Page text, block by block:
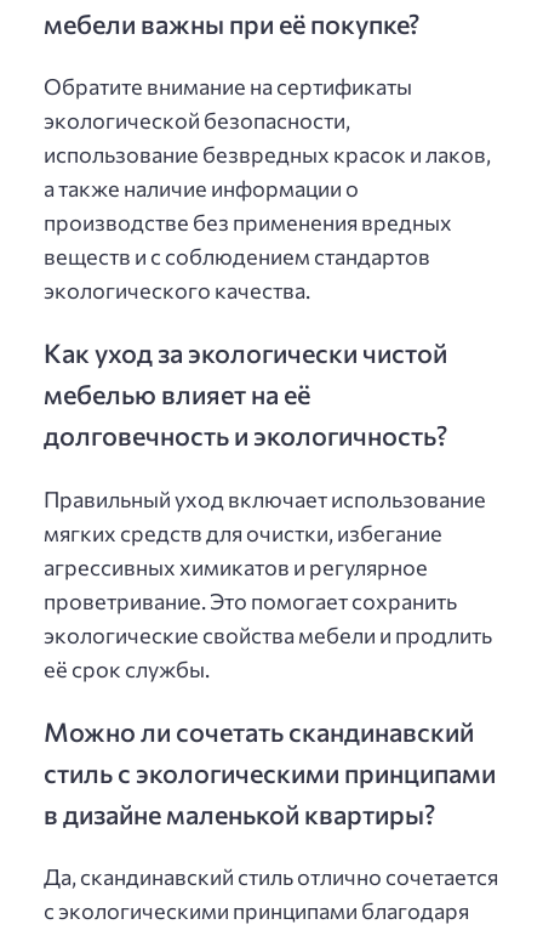
мебели важны при её покупке?
Обратите внимание на сертификаты
экологической безопасности,
использование безвредных красок и лаков,
а также наличие информации о
производстве без применения вредных
веществ и с соблюдением стандартов
экологического качества.
Как уход за экологически чистой
мебелью влияет на её
долговечность и экологичность?
Правильный уход включает использование
мягких средств для очистки, избегание
агрессивных химикатов и регулярное
проветривание. Это помогает сохранить
экологические свойства мебели и продлить
её срок службы.
Можно ли сочетать скандинавский
стиль с экологическими принципами
в дизайне маленькой квартиры?
Да, скандинавский стиль отлично сочетается
с экологическими принципами благодаря